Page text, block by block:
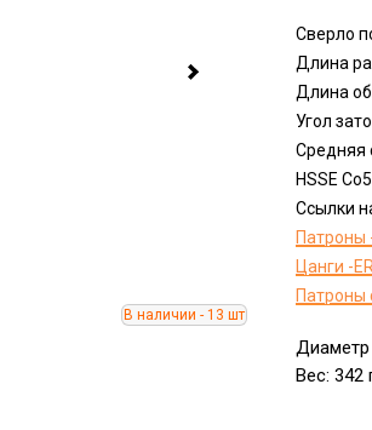
Сверло
Длина
Длина
Угол
Средняя
HSSЕ
Ссылки
Патроны -
Цанги -
Патроны
Диаметр
Вес: 342